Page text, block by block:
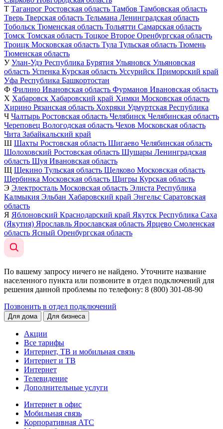
Т Таганрог Ростовская область Тамбов Тамбовская область
Тверь Тверская область Тельмана Ленинградская область
Тобольск Тюменская область Тольятти Самарская область
Томск Томская область Тоцкое Второе Оренбургская область
Троицк Московская область Тула Тульская область Тюмень
Тюменская область
У Улан-Удэ Республика Бурятия Ульяновск Ульяновская
область Успенка Курская область Уссурийск Приморский край
Уфа Республика Башкортостан
Ф Филино Ивановская область Фурманов Ивановская область
Х Хабаровск Хабаровский край Химки Московская область
Хирино Рязанская область Хохряки Удмуртская Республика
Ч Чалтырь Ростовская область Челябинск Челябинская область
Череповец Вологодская область Чехов Московская область
Чита Забайкальский край
Ш Шахты Ростовская область Шигаево Челябинская область
Шолоховский Ростовская область Шушары Ленинградская
область Шуя Ивановская область
Щ Щекино Тульская область Щелково Московская область
Щербинка Московская область Щигры Курская область
Э Электросталь Московская область Элиста Республика
Калмыкия Эльбан Хабаровский край Энгельс Саратовская
область
Я Яблоновский Краснодарский край Якутск Республика Саха
(Якутия) Ярославль Ярославская область Ярцево Смоленская
область Ясный Оренбургская область
По вашему запросу ничего не найдено. Уточните название
населенного пункта или позвоните в отдел подключений для
решения данной проблемы по телефону: 8 (800) 301-08-90
Позвонить в отдел подключений
Для дома Для бизнеса
Акции
Все тарифы
Интернет, ТВ и мобильная связь
Интернет и ТВ
Интернет
Телевидение
Дополнительные услуги
Интернет в офис
Мобильная связь
Корпоративная АТС